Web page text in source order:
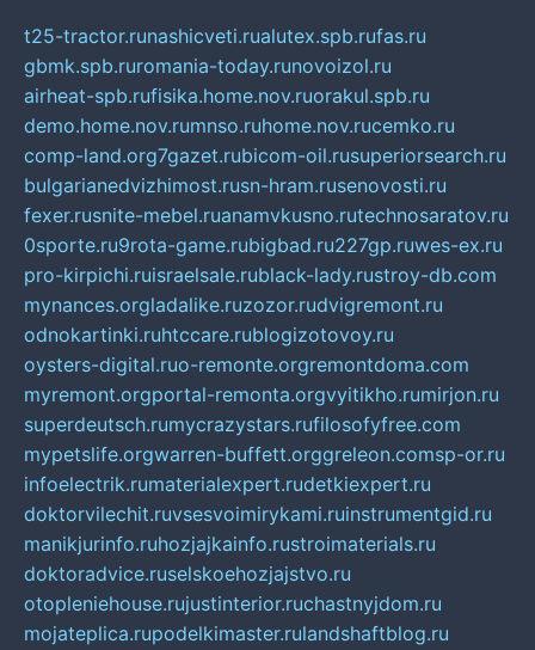
t25-tractor.runashicveti.rualutex.spb.rufas.ru
gbmk.spb.ruromania-today.runovoizol.ru
airheat-spb.rufisika.home.nov.ruorakul.spb.ru
demo.home.nov.rumnso.ruhome.nov.rucemko.ru
comp-land.org7gazet.rubicom-oil.rusuperiorsearch.ru
bulgarianedvizhimost.rusn-hram.rusenovosti.ru
fexer.rusnite-mebel.ruanamvkusno.rutechnosaratov.ru
0sporte.ru9rota-game.rubigbad.ru227gp.ruwes-ex.ru
pro-kirpichi.ruisraelsale.rublack-lady.rustroy-db.com
mynances.orgladalike.ruzozor.rudvigremont.ru
odnokartinki.ruhtccare.rublogizotovoy.ru
oysters-digital.ruo-remonte.orgremontdoma.com
myremont.orgportal-remonta.orgvyitikho.rumirjon.ru
superdeutsch.rumycrazystars.rufilosofyfree.com
mypetslife.orgwarren-buffett.orggreleon.comsp-or.ru
infoelectrik.rumaterialexpert.rudetkiexpert.ru
doktorvilechit.ruvsesvoimirykami.ruinstrumentgid.ru
manikjurinfo.ruhozjajkainfo.rustroimaterials.ru
doktoradvice.ruselskoehozjajstvo.ru
otopleniehouse.rujustinterior.ruchastnyjdom.ru
mojateplica.rupodelkimaster.rulandshaftblog.ru